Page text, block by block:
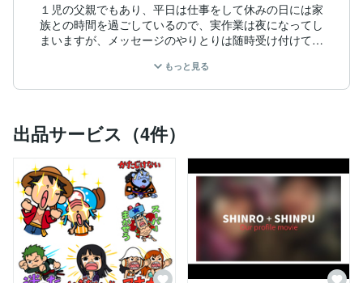
１児の父親でもあり、平日は仕事をして休みの日には家
族との時間を過ごしているので、実作業は夜になってし
まいますが、メッセージのやりとりは随時受け付けてい
【かんたんな経歴】
以降はデザイナーとしてゲーム会社を何社か経験し、現
在もゲーム業界で仕事をしています。
【制作経験】
・キャラクターデザイン及びイラスト
・モンスターデザイン及びイラスト
・アイテムや武器などのデザイン及びイラスト
・２Dゲーム用のアニメーション
・ロゴなどのデザイン
・LINEスタンプの企画・制作
もっと見る
出品サービス（4件）